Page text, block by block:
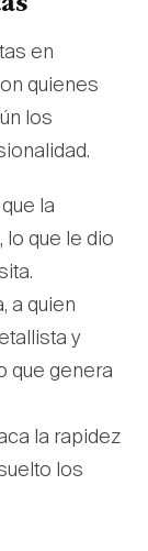
en
quienes
los
la
lo que le dio
a quien
y
que genera
la rapidez
los